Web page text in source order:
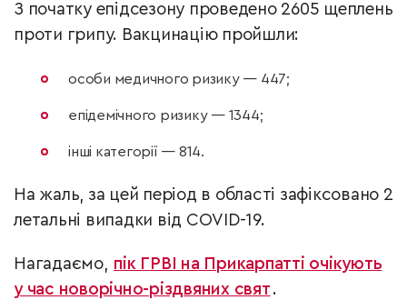
З початку епідсезону проведено 2605 щеплень
проти грипу. Вакцинацію пройшли:
особи медичного ризику — 447;
епідемічного ризику — 1344;
інші категорії — 814.
На жаль, за цей період в області зафіксовано 2
летальні випадки від COVID-19.
Нагадаємо, пік ГРВІ на Прикарпатті очікують
у час новорічно-різдвяних свят .